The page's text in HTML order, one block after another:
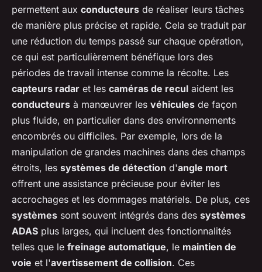
permettent aux conducteurs de réaliser leurs tâches
de manière plus précise et rapide. Cela se traduit par
une réduction du temps passé sur chaque opération,
ce qui est particulièrement bénéfique lors des
périodes de travail intense comme la récolte. Les
capteurs radar et les caméras de recul aident les
conducteurs à manœuvrer les véhicules de façon
plus fluide, en particulier dans des environnements
encombrés ou difficiles. Par exemple, lors de la
manipulation de grandes machines dans des champs
étroits, les systèmes de détection d'angle mort
offrent une assistance précieuse pour éviter les
accrochages et les dommages matériels. De plus, ces
systèmes sont souvent intégrés dans des systèmes
ADAS plus larges, qui incluent des fonctionnalités
telles que le freinage automatique, le maintien de
voie et l'avertissement de collision. Ces